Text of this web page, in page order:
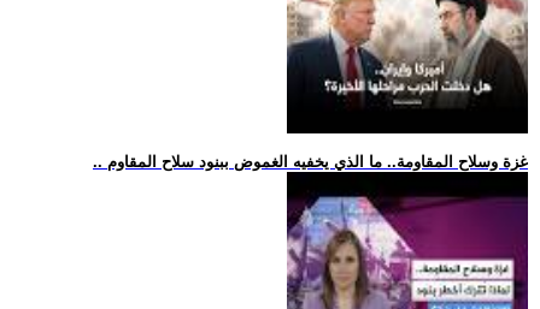
.. غزة وسلاح المقاومة.. ما الذي يخفيه الغموض ببنود سلاح المقاوم